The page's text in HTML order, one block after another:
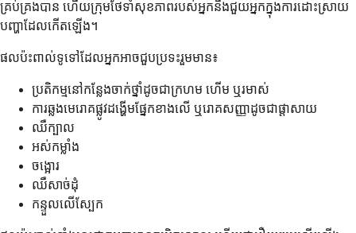
គ្រប់គ្រងបាន ហើយក្រុមថែទាំសុខភាពរបស់អ្នកនឹងជួយអ្នកក្នុងការដោះស្រាយ
បញ្ហាដែលកើតឡើង។
ផលប៉ះពាល់ទូទៅដែលអ្នកអាចជួបប្រទះរួមមាន៖
ប្រតិកម្មនៅកន្លែងចាក់ថ្នាំដូចជាក្រហម ហើម ឬរមាស់
ការឆ្លងមេរោគផ្លូវដង្ហើមផ្នែកខាងលើ ឬរោគសញ្ញាដូចជាផ្តាសាយ
ឈឺក្បាល
អស់កម្លាំង
ចង្អោរ
ឈឺសាច់ដុំ
កន្ទួលលើស្បែក